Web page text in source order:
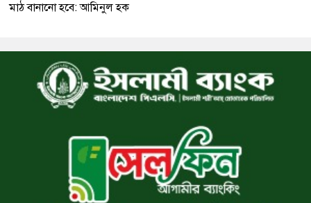
মাঠ বানানো হবে: আমিনুল হক